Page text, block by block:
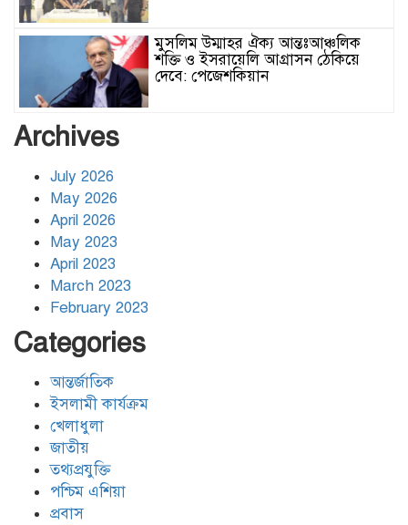
মুসলিম উম্মাহর ঐক্য আন্তঃআঞ্চলিক
শক্তি ও ইসরায়েলি আগ্রাসন ঠেকিয়ে
দেবে: পেজেশকিয়ান
Archives
July 2026
May 2026
April 2026
May 2023
April 2023
March 2023
February 2023
Categories
আন্তর্জাতিক
ইসলামী কার্যক্রম
খেলাধুলা
জাতীয়
তথ্যপ্রযুক্তি
পশ্চিম এশিয়া
প্রবাস